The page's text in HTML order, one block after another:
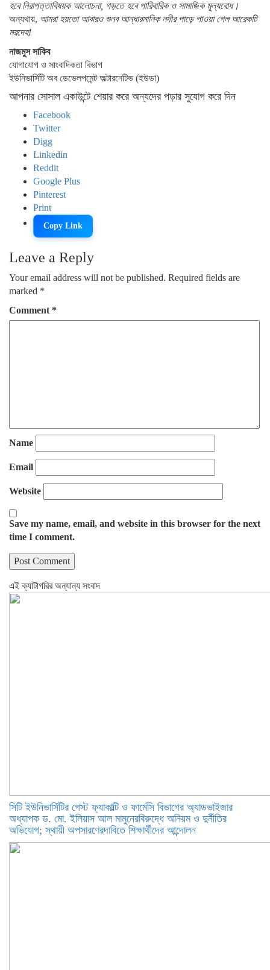
হবে নিরাপত্তাবিষয়ক আলোচনা, গড়তে হবে পারিবারিক ও সামাজিক মূল্যবোধ।
অন্যথায়, আমরা হয়তো আবারও শুনব আন্ধারমানিক নদীর পাড়ে পাওয়া গেল আরেকটি
মরদেহ!
নাজমুস সাকিব
যোগাযোগ ও সাংবাদিকতা বিভাগ
ইউনিভার্সিটি অব ডেভেলপমেন্ট অল্টারনেটিভ (ইউডা)
আপনার সোসাল একাউন্টে শেয়ার করে অন্যদের পড়ার সুযোগ করে দিন
Facebook
Twitter
Digg
Linkedin
Reddit
Google Plus
Pinterest
Print
Copy Link
Leave a Reply
Your email address will not be published. Required fields are
marked *
Comment *
Name
Email
Website
Save my name, email, and website in this browser for the next
time I comment.
এই ক্যাটাগরির অন্যান্য সংবাদ
সিটি ইউনিভার্সিটির গেস্ট ফ্যাকাল্টি ও ফার্মেসি বিভাগের অ্যাডভাইজার
অধ্যাপক ড. মো. ইলিয়াস আল মামুনেরবিরুদ্ধে অনিয়ম ও দুর্নীতির
অভিযোগ; স্থায়ী অপসারণেরদাবিতে শিক্ষার্থীদের আন্দোলন